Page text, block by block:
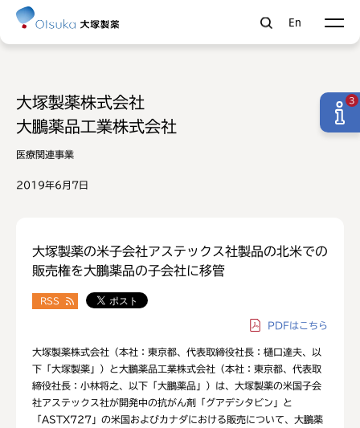
En
大塚製薬株式会社
大鵬薬品工業株式会社
医療関連事業
2019年6月7日
大塚製薬の米子会社アステックス社製品の北米での
販売権を大鵬薬品の子会社に移管
RSS
PDFはこちら
大塚製薬株式会社（本社：東京都、代表取締役社長：樋口達夫、以
下「大塚製薬」）と大鵬薬品工業株式会社（本社：東京都、代表取
締役社長：小林将之、以下「大鵬薬品」）は、大塚製薬の米国子会
社アステックス社が開発中の抗がん剤「グアデシタビン」と
「ASTX727」の米国およびカナダにおける販売について、大鵬薬
3